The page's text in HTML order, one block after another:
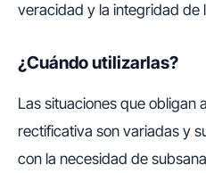
veracidad y la integridad de
¿Cuándo utilizarlas?
Las situaciones que obligan
rectificativa son variadas y
con la necesidad de